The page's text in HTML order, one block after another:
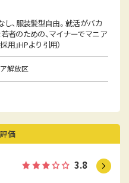
、服装髪型自由。就活がバカ
者のための、マイナーでマニア
用」HPより引用）
解放区
価
3.8